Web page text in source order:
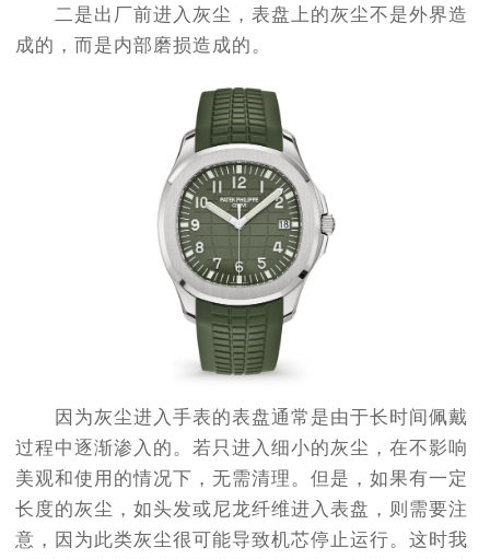
二是出厂前进入灰尘，表盘上的灰尘不是外界造
成的，而是内部磨损造成的。
因为灰尘进入手表的表盘通常是由于长时间佩戴
过程中逐渐渗入的。若只进入细小的灰尘，在不影响
美观和使用的情况下，无需清理。但是，如果有一定
长度的灰尘，如头发或尼龙纤维进入表盘，则需要注
意，因为此类灰尘很可能导致机芯停止运行。这时我